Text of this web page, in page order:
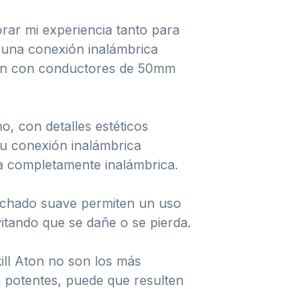
mi experiencia tanto para
conexión inalámbrica
con conductores de 50mm
con detalles estéticos
conexión inalámbrica
inalámbrica.
suave permiten un uso
que se dañe o se pierda.
Aton no son los más
puede que resulten